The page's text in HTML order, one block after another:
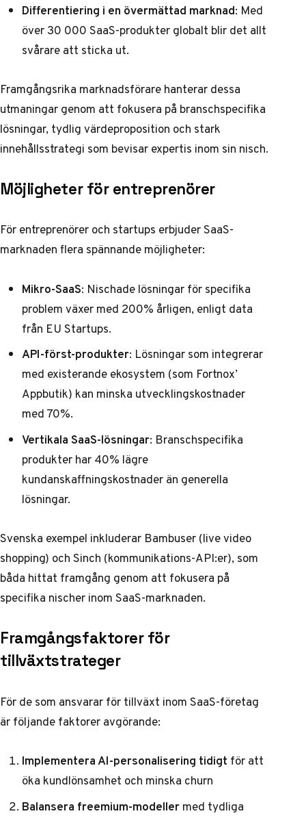
Differentiering i en övermättad marknad: Med
över 30 000 SaaS-produkter globalt blir det allt
svårare att sticka ut.
Framgångsrika marknadsförare hanterar dessa
utmaningar genom att fokusera på branschspecifika
lösningar, tydlig värdeproposition och stark
innehållsstrategi som bevisar expertis inom sin nisch.
Möjligheter för entreprenörer
För entreprenörer och startups erbjuder SaaS-
marknaden flera spännande möjligheter:
Mikro-SaaS: Nischade lösningar för specifika
problem växer med 200% årligen, enligt data
från EU Startups.
API-först-produkter: Lösningar som integrerar
med existerande ekosystem (som Fortnox’
Appbutik) kan minska utvecklingskostnader
med 70%.
Vertikala SaaS-lösningar: Branschspecifika
produkter har 40% lägre
kundanskaffningskostnader än generella
lösningar.
Svenska exempel inkluderar Bambuser (live video
shopping) och Sinch (kommunikations-API:er), som
båda hittat framgång genom att fokusera på
specifika nischer inom SaaS-marknaden.
Framgångsfaktorer för
tillväxtstrateger
För de som ansvarar för tillväxt inom SaaS-företag
är följande faktorer avgörande:
Implementera AI-personalisering tidigt för att
öka kundlönsamhet och minska churn
Balansera freemium-modellermed tydliga